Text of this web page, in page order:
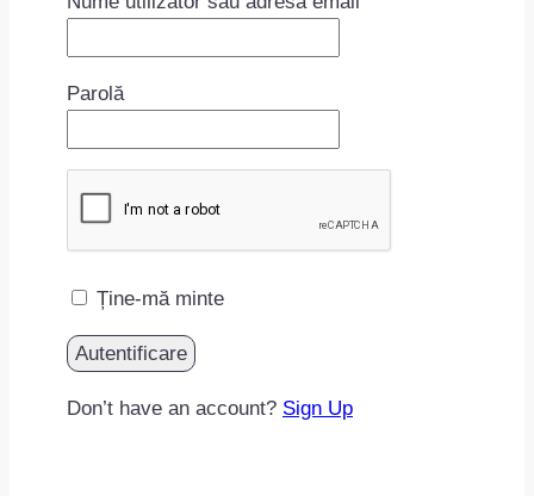
Parolă
Ține-mă minte
Don’t have an account? Sign Up